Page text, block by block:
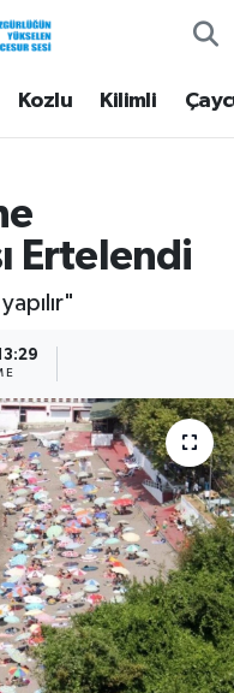
Kozlu Kilimli
Ertelendi
Haritası